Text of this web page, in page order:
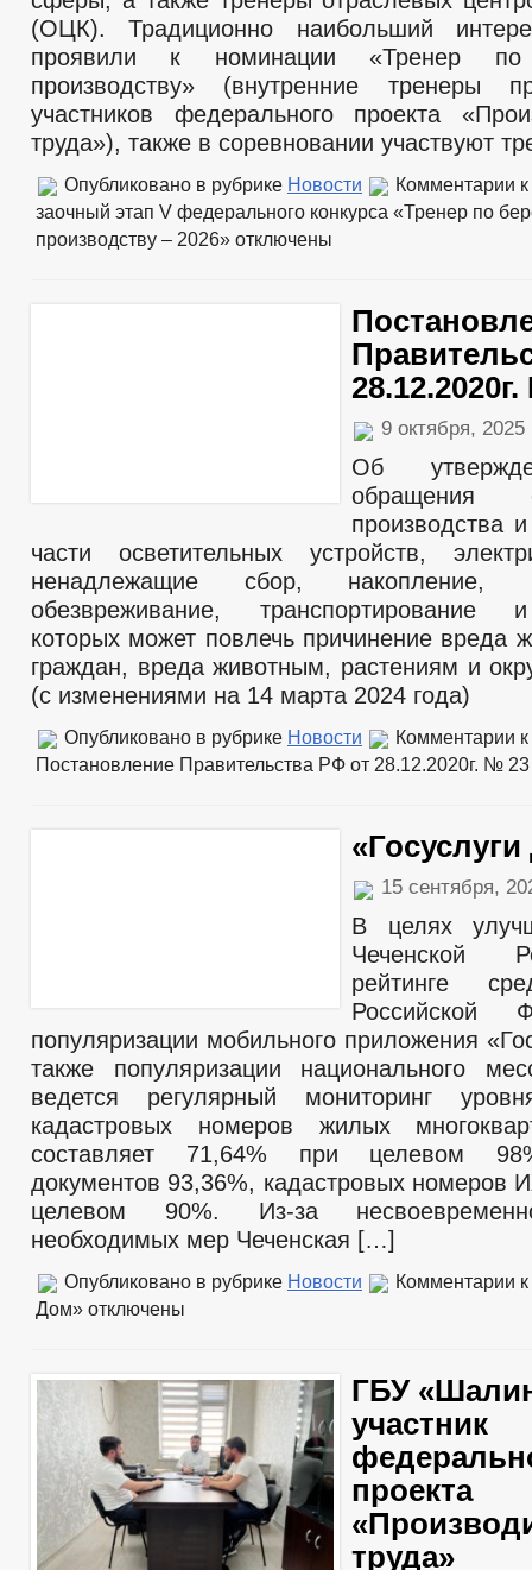
КОМИССИЯ ПО СОБЛЮДЕНИЮ ТРЕБОВАНИЙ К СЛУЖЕБНОМУ
ОБРАТНАЯ СВЯЗЬ ДЛЯ СООБЩЕНИЙ О ФАКТАХ КОРРУПЦИИ
ПРАВОВЫЕ АКТЫ
УСТАВ ПРОЕКТЫ К ОБСУЖДЕНИЮ
ПОСТАНОВЛЕНИЯ АДМИНИСТРАЦИИ
ПОРЯДОК ОБЖАЛОВАНИЯ НПА
БЮДЖЕТ
БЮДЖЕТ ПО ГОДАМ
ОТЧЕТ ОБ ИСПОЛНЕНИИ БЮДЖЕТА
МУНИЦИПАЛЬНЫЕ УСЛУГИ
БЛАНКИ, ФОРМЫ, ЗАЯВЛЕНИЯ И ИНЫХ
СТАНДАРТЫ МУНИЦИПАЛЬНЫХ УСЛУГ
ОБЗОРЫ ОБРАЩЕНИЙ ГРАЖДАН
РЕГЛАМЕНТ РАССМОТРЕНИЯ ОБРАЩЕНИЙ
(ОЦК). Традиционно наибольший
проявили к номинации «Тренер по
производству» (внутренние тренеры
участников федерального проекта
труда»), также в соревновании участвуют
Опубликовано в рубрике Новости Комментарии
заочный этап V федерального конкурса «Тренер по
производству – 2026» отключены
9 октября, 2025
Об
обращения
производства
части осветительных устройств,
ненадлежащие сбор, накопление,
обезвреживание, транспортирование
которых может повлечь причинение вреда
граждан, вреда животным, растениям и
(с изменениями на 14 марта 2024 года)
Опубликовано в рубрике Новости Комментарии
Постановление Правительства РФ от 28.12.2020г. № 23
15 сентября,
В целях
Чеченской
рейтинге
Российской
популяризации мобильного приложения
также популяризации национального
ведется регулярный мониторинг
кадастровых номеров жилых
составляет 71,64% при целевом
документов 93,36%, кадастровых номеров
целевом 90%. Из-за
необходимых мер Чеченская […]
Опубликовано в рубрике Новости Комментарии
Дом» отключены
ГБУ
участник
проекта
труда»